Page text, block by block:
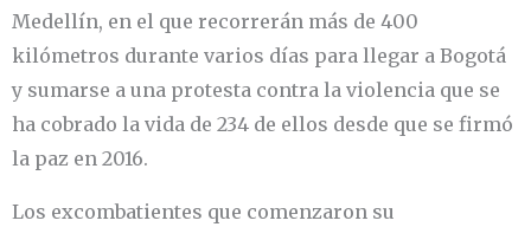
Medellín, en el que recorrerán más de 400
kilómetros durante varios días para llegar a Bogotá
y sumarse a una protesta contra la violencia que se
ha cobrado la vida de 234 de ellos desde que se firmó
la paz en 2016.
Los excombatientes que comenzaron su